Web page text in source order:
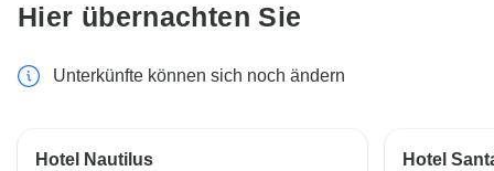
Hier übernachten Sie
Unterkünfte können sich noch ändern
Hotel Nautilus Hotel